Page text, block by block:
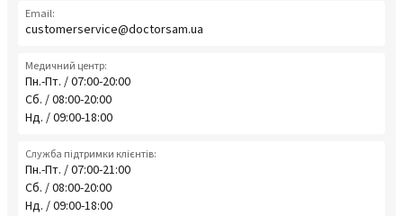
Email:
customerservice@doctorsam.ua
Медичний центр:
Пн.-Пт. / 07:00-20:00
Сб. / 08:00-20:00
Нд. / 09:00-18:00
Служба підтримки клієнтів:
Пн.-Пт. / 07:00-21:00
Сб. / 08:00-20:00
Нд. / 09:00-18:00